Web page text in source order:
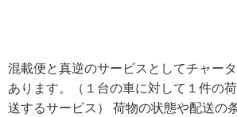
混載便と真逆のサービスとしてチャー
あります。（１台の車に対して１件の
送するサービス） 荷物の状態や配送の